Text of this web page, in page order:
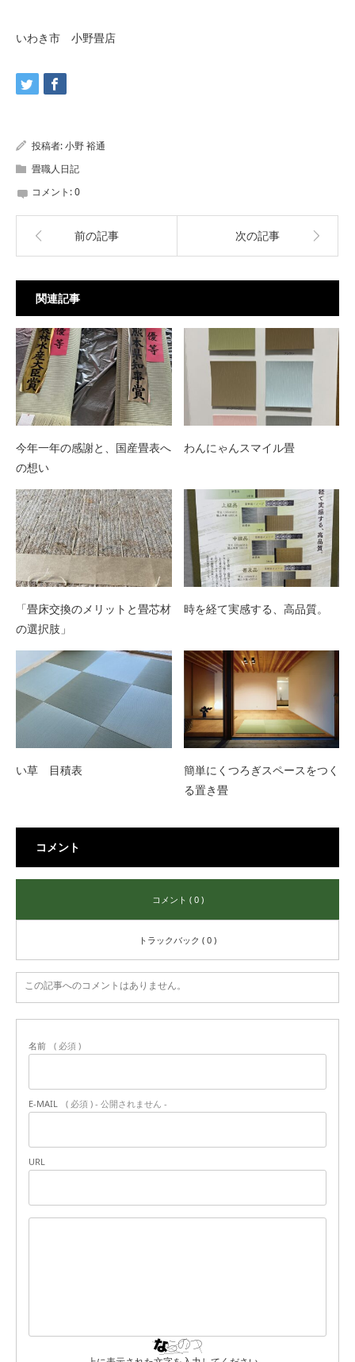
いわき市 小野畳店
投稿者:小野 裕通
畳職人日記
コメント:0
前の記事 次の記事
関連記事
今年一年の感謝と、国産畳表へ
の想い
わんにゃんスマイル畳
「畳床交換のメリットと畳芯材
の選択肢」
時を経て実感する、高品質。
い草 目積表
簡単にくつろぎスペースをつく
る置き畳
コメント
コメント ( 0 )
トラックバック ( 0 )
この記事へのコメントはありません。
名前 ( 必須 )
E-MAIL ( 必須 ) - 公開されません -
URL